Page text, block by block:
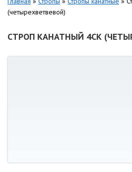
(четырехветвевой)
СТРОП КАНАТНЫЙ 4СК